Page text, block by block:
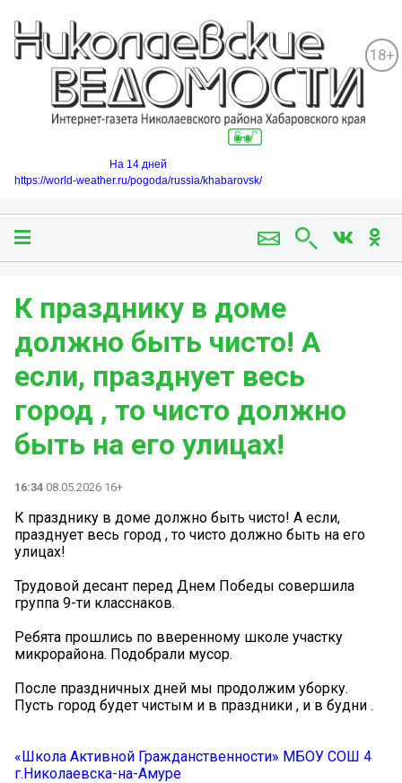
18+
На 14 дней
https://world-weather.ru/pogoda/russia/khabarovsk/
К празднику в доме
должно быть чисто! А
если, празднует весь
город , то чисто должно
быть на его улицах!
16:34 08.05.2026 16+
К празднику в доме должно быть чисто! А если,
празднует весь город , то чисто должно быть на его
улицах!
Трудовой десант перед Днем Победы совершила
группа 9-ти класснаков.
Ребята прошлись по вверенному школе участку
микрорайона. Подобрали мусор.
После праздничных дней мы продолжим уборку.
Пусть город будет чистым и в праздники , и в будни .
«Школа Активной Гражданственности» МБОУ СОШ 4
г.Николаевска-на-Амуре